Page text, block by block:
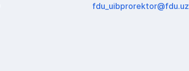
fdu_uibprorektor@fdu.uz